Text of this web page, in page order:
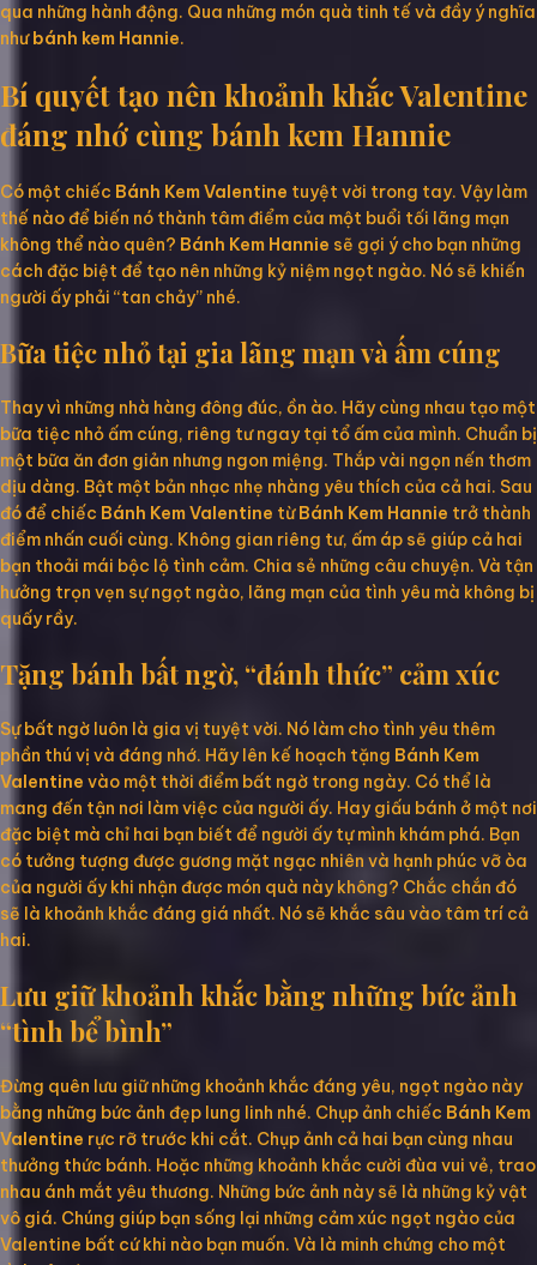
qua những hành động. Qua những món quà tinh tế và đầy ý nghĩa
nhưbánh kem Hannie.
Bí quyết tạo nên khoảnh khắc Valentine
đáng nhớ cùng bánh kem Hannie
Có một chiếc Bánh Kem Valentine tuyệt vời trong tay. Vậy làm
thế nào để biến nó thành tâm điểm của một buổi tối lãng mạn
không thể nào quên? Bánh Kem Hannie sẽ gợi ý cho bạn những
cách đặc biệt để tạo nên những kỷ niệm ngọt ngào. Nó sẽ khiến
người ấy phải “tan chảy” nhé.
Bữa tiệc nhỏ tại gia lãng mạn và ấm cúng
Thay vì những nhà hàng đông đúc, ồn ào. Hãy cùng nhau tạo một
bữa tiệc nhỏ ấm cúng, riêng tư ngay tại tổ ấm của mình. Chuẩn bị
một bữa ăn đơn giản nhưng ngon miệng. Thắp vài ngọn nến thơm
dịu dàng. Bật một bản nhạc nhẹ nhàng yêu thích của cả hai. Sau
đó để chiếc Bánh Kem Valentine từBánh Kem Hannie trở thành
điểm nhấn cuối cùng. Không gian riêng tư, ấm áp sẽ giúp cả hai
bạn thoải mái bộc lộ tình cảm. Chia sẻ những câu chuyện. Và tận
hưởng trọn vẹn sự ngọt ngào, lãng mạn của tình yêu mà không bị
quấy rầy.
Tặng bánh bất ngờ, “đánh thức” cảm xúc
Sự bất ngờ luôn là gia vị tuyệt vời. Nó làm cho tình yêu thêm
phần thú vị và đáng nhớ. Hãy lên kế hoạch tặng Bánh Kem
Valentine vào một thời điểm bất ngờ trong ngày. Có thể là
mang đến tận nơi làm việc của người ấy. Hay giấu bánh ở một nơi
đặc biệt mà chỉ hai bạn biết để người ấy tự mình khám phá. Bạn
có tưởng tượng được gương mặt ngạc nhiên và hạnh phúc vỡ òa
của người ấy khi nhận được món quà này không? Chắc chắn đó
sẽ là khoảnh khắc đáng giá nhất. Nó sẽ khắc sâu vào tâm trí cả
hai.
Lưu giữ khoảnh khắc bằng những bức ảnh
“tình bể bình”
Đừng quên lưu giữ những khoảnh khắc đáng yêu, ngọt ngào này
bằng những bức ảnh đẹp lung linh nhé. Chụp ảnh chiếc Bánh Kem
Valentine rực rỡ trước khi cắt. Chụp ảnh cả hai bạn cùng nhau
thưởng thức bánh. Hoặc những khoảnh khắc cười đùa vui vẻ, trao
nhau ánh mắt yêu thương. Những bức ảnh này sẽ là những kỷ vật
vô giá. Chúng giúp bạn sống lại những cảm xúc ngọt ngào của
Valentine bất cứ khi nào bạn muốn. Và là minh chứng cho một